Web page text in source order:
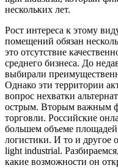
нескольких лет.
Рост интереса к этому
помещений обязан
это отсутствие
среднего бизнеса. До
выбирали
Однако эти территории
вопрос нехватки
острым. Вторым важным
торговли. Российские
большем объеме
логистики. И то и другое
light industrial.
какие возможности он